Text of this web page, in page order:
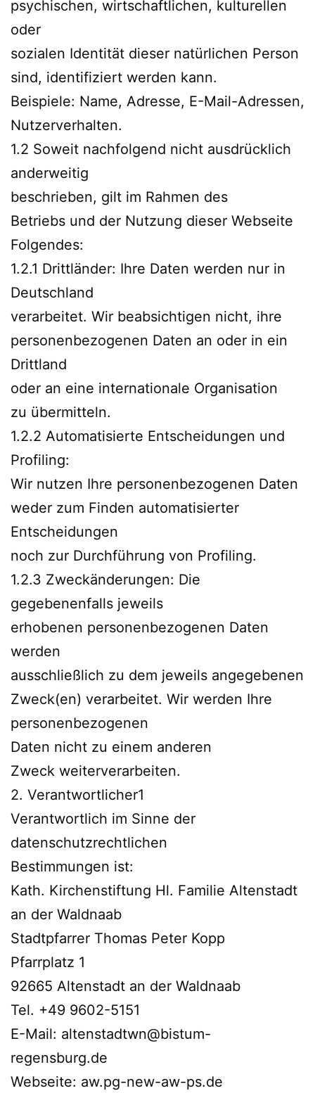
psychischen, wirtschaftlichen, kulturellen
oder
sozialen Identität dieser natürlichen Person
sind, identifiziert werden kann.
Beispiele: Name, Adresse, E-Mail-Adressen,
Nutzerverhalten.
1.2 Soweit nachfolgend nicht ausdrücklich
anderweitig
beschrieben, gilt im Rahmen des
Betriebs und der Nutzung dieser Webseite
Folgendes:
1.2.1 Drittländer: Ihre Daten werden nur in
Deutschland
verarbeitet. Wir beabsichtigen nicht, ihre
personenbezogenen Daten an oder in ein
Drittland
oder an eine internationale Organisation
zu übermitteln.
1.2.2 Automatisierte Entscheidungen und
Profiling:
Wir nutzen Ihre personenbezogenen Daten
weder zum Finden automatisierter
Entscheidungen
noch zur Durchführung von Profiling.
1.2.3 Zweckänderungen: Die
gegebenenfalls jeweils
erhobenen personenbezogenen Daten
werden
ausschließlich zu dem jeweils angegebenen
Zweck(en) verarbeitet. Wir werden Ihre
personenbezogenen
Daten nicht zu einem anderen
Zweck weiterverarbeiten.
2. Verantwortlicher1
Verantwortlich im Sinne der
datenschutzrechtlichen
Bestimmungen ist:
Kath. Kirchenstiftung Hl. Familie Altenstadt
an der Waldnaab
Stadtpfarrer Thomas Peter Kopp
Pfarrplatz 1
92665 Altenstadt an der Waldnaab
Tel. +49 9602-5151
E-Mail: altenstadtwn@bistum-
regensburg.de
Webseite: aw.pg-new-aw-ps.de